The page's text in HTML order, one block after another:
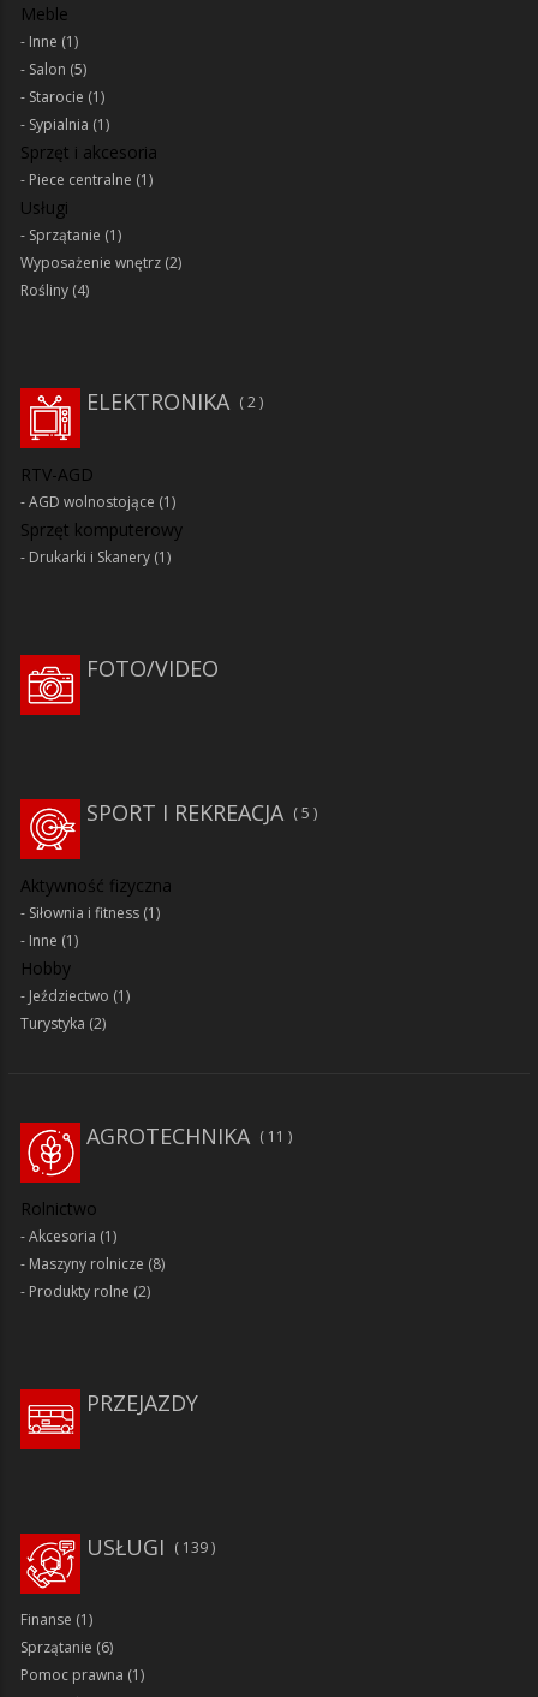
Meble
Inne (1)
Salon (5)
Starocie (1)
Sypialnia (1)
Sprzęt i akcesoria
Piece centralne (1)
Usługi
Sprzątanie (1)
Wyposażenie wnętrz (2)
Rośliny (4)
2
ELEKTRONIKA
RTV-AGD
AGD wolnostojące (1)
Sprzęt komputerowy
Drukarki i Skanery (1)
FOTO/VIDEO
SPORT I REKREACJA 5
Aktywność fizyczna
Siłownia i fitness (1)
Inne (1)
Hobby
Jeździectwo (1)
Turystyka (2)
AGROTECHNIKA 11
Rolnictwo
Akcesoria (1)
Maszyny rolnicze (8)
Produkty rolne (2)
PRZEJAZDY
139
USŁUGI
Finanse (1)
Sprzątanie (6)
Pomoc prawna (1)